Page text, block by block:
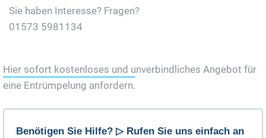
Sie haben Interesse? Fragen?
01573 5981134
Hier sofort kostenloses und unverbindliches Angebot für
eine Entrümpelung anfordern.
Benötigen Sie Hilfe? ▷ Rufen Sie uns einfach an